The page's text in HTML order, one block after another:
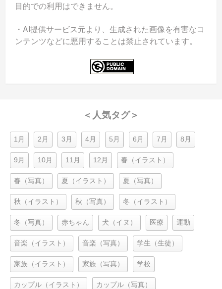
目的での利用はできません。
・AI提供サービス元より、生成された画像を有害なコ
ンテンツなどに悪用することは禁止されています。
＜人気タグ＞
1月 2月 3月 4月 5月 6月 7月 8月
9月 10月 11月 12月 春（イラスト）
春（写真） 夏（イラスト） 夏（写真）
秋（イラスト） 秋（写真） 冬（イラスト）
冬（写真） 赤ちゃん 犬（イヌ） 医療 運動
音楽（イラスト） 音楽（写真） 学生（生徒）
家族（イラスト） 家族（写真） 学校
カップル（イラスト） カップル（写真）